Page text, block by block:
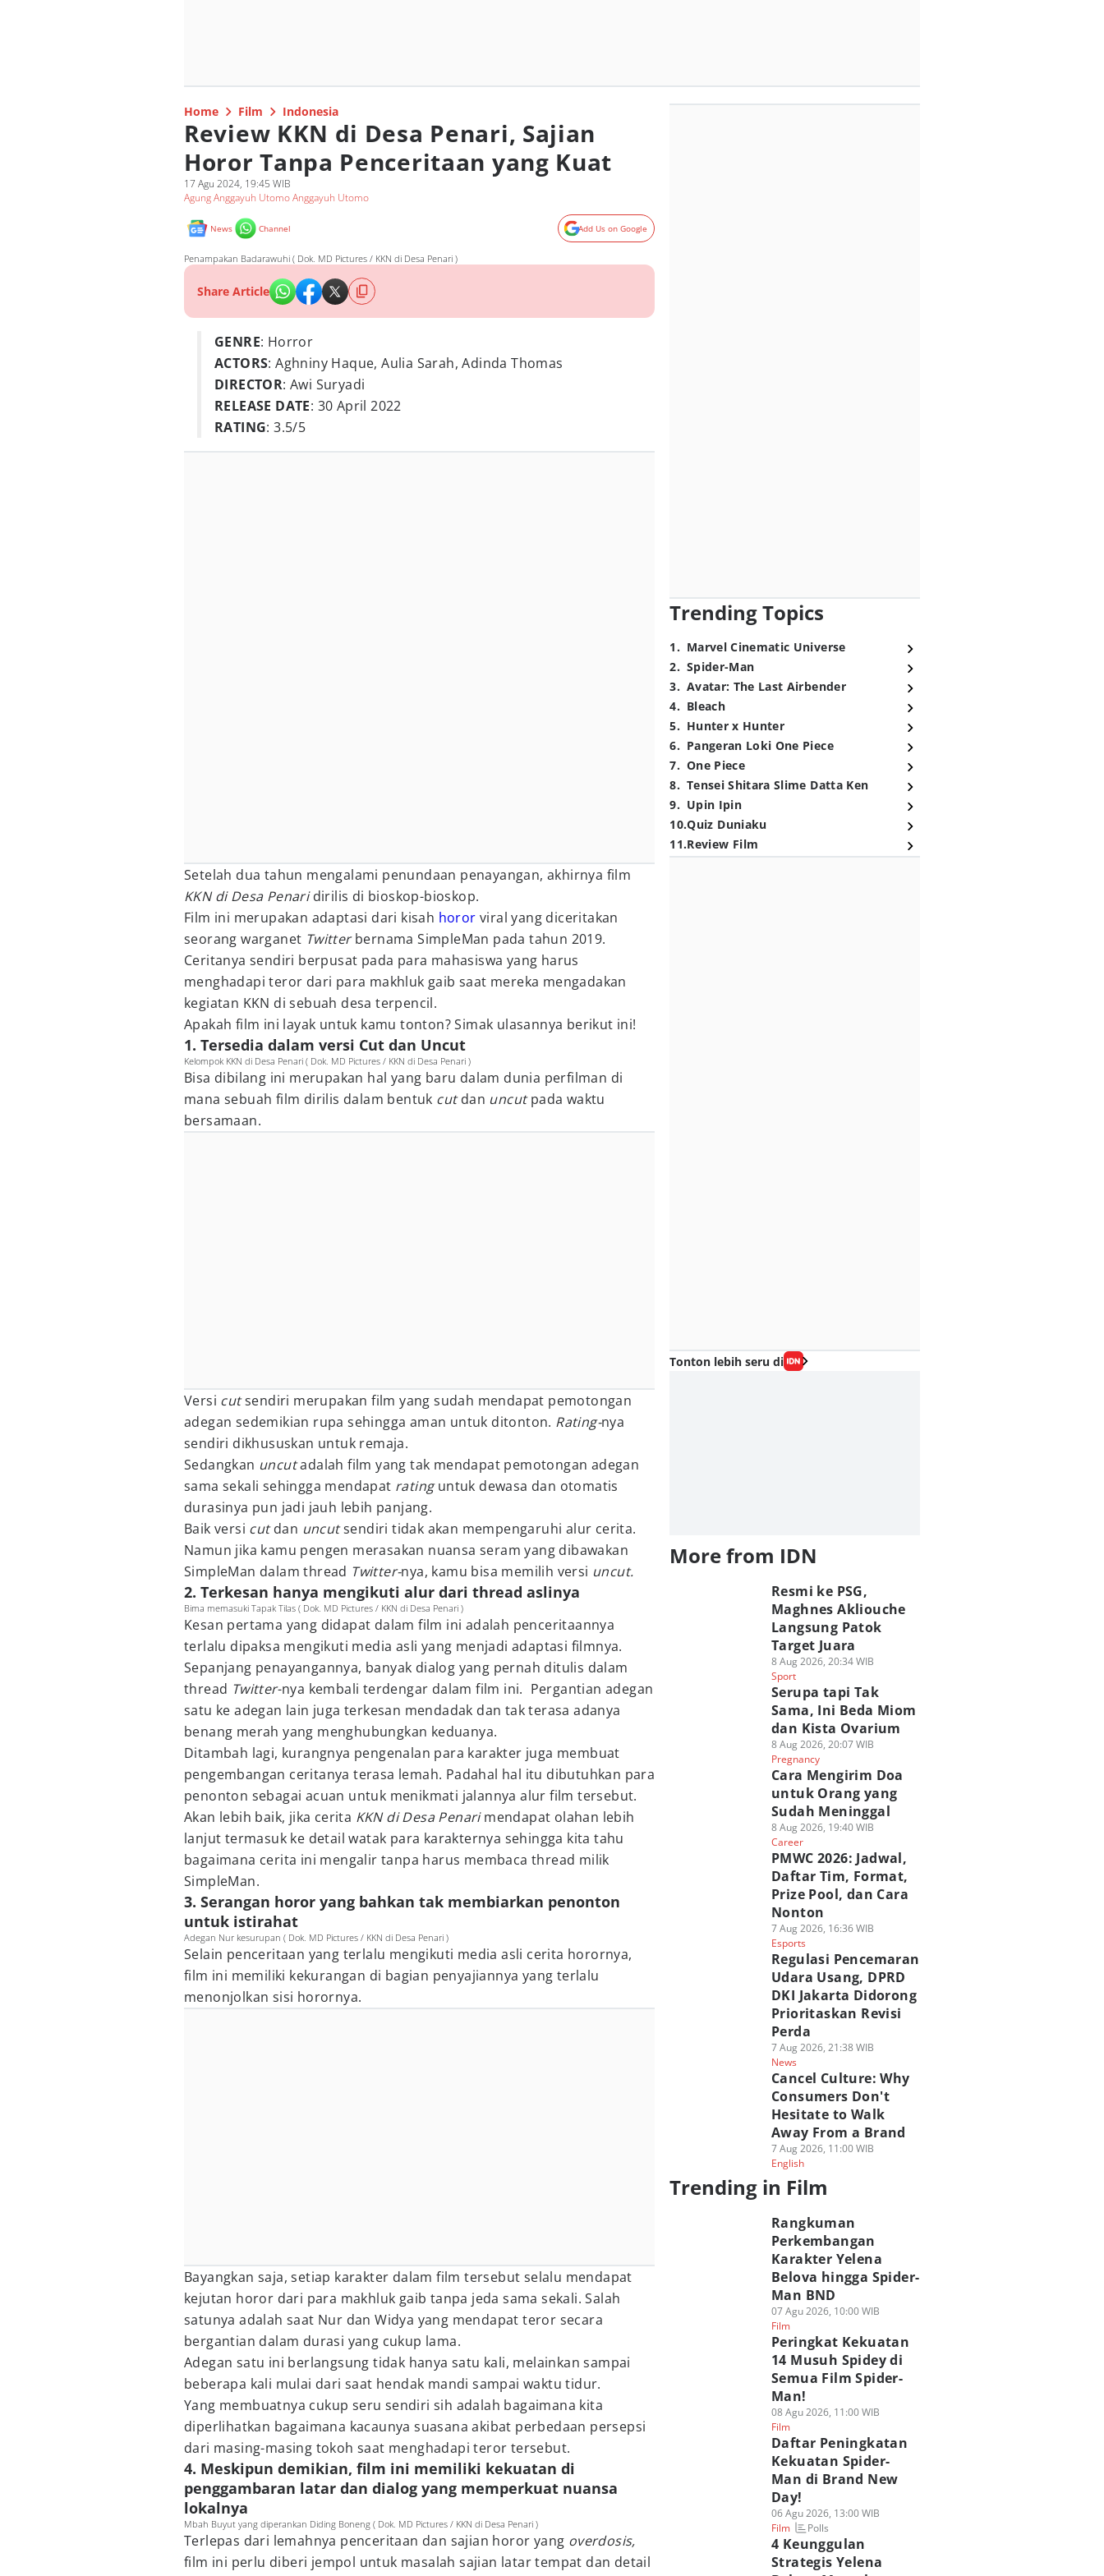
Home Film Indonesia
Review KKN di Desa Penari, Sajian
Horor Tanpa Penceritaan yang Kuat
17 Agu 2024, 19:45 WIB
Agung Anggayuh Utomo Anggayuh Utomo
News Channel Add Us on Google
Penampakan Badarawuhi ( Dok. MD Pictures / KKN di Desa Penari )
Share Article
GENRE: Horror
ACTORS: Aghniny Haque, Aulia Sarah, Adinda Thomas
DIRECTOR: Awi Suryadi
RELEASE DATE: 30 April 2022
RATING: 3.5/5
Setelah dua tahun mengalami penundaan penayangan, akhirnya film
KKN di Desa Penaridirilis di bioskop-bioskop.
Film ini merupakan adaptasi dari kisah horor viral yang diceritakan
seorang warganet Twitterbernama SimpleMan pada tahun 2019.
Ceritanya sendiri berpusat pada para mahasiswa yang harus
menghadapi teror dari para makhluk gaib saat mereka mengadakan
kegiatan KKN di sebuah desa terpencil.
Apakah film ini layak untuk kamu tonton? Simak ulasannya berikut ini!
1. Tersedia dalam versi Cut dan Uncut
Kelompok KKN di Desa Penari ( Dok. MD Pictures / KKN di Desa Penari )
Bisa dibilang ini merupakan hal yang baru dalam dunia perfilman di
mana sebuah film dirilis dalam bentuk cutdan uncutpada waktu
bersamaan.
Versi cutsendiri merupakan film yang sudah mendapat pemotongan
adegan sedemikian rupa sehingga aman untuk ditonton. Rating-nya
sendiri dikhususkan untuk remaja.
Sedangkan uncutadalah film yang tak mendapat pemotongan adegan
sama sekali sehingga mendapat ratinguntuk dewasa dan otomatis
durasinya pun jadi jauh lebih panjang.
Baik versi cutdan uncutsendiri tidak akan mempengaruhi alur cerita.
Namun jika kamu pengen merasakan nuansa seram yang dibawakan
SimpleMan dalam thread Twitter-nya, kamu bisa memilih versi uncut.
2. Terkesan hanya mengikuti alur dari thread aslinya
Bima memasuki Tapak Tilas ( Dok. MD Pictures / KKN di Desa Penari )
Kesan pertama yang didapat dalam film ini adalah penceritaannya
terlalu dipaksa mengikuti media asli yang menjadi adaptasi filmnya.
Sepanjang penayangannya, banyak dialog yang pernah ditulis dalam
thread Twitter-nya kembali terdengar dalam film ini. Pergantian adegan
satu ke adegan lain juga terkesan mendadak dan tak terasa adanya
benang merah yang menghubungkan keduanya.
Ditambah lagi, kurangnya pengenalan para karakter juga membuat
pengembangan ceritanya terasa lemah. Padahal hal itu dibutuhkan para
penonton sebagai acuan untuk menikmati jalannya alur film tersebut.
Akan lebih baik, jika cerita KKN di Desa Penarimendapat olahan lebih
lanjut termasuk ke detail watak para karakternya sehingga kita tahu
bagaimana cerita ini mengalir tanpa harus membaca thread milik
SimpleMan.
3. Serangan horor yang bahkan tak membiarkan penonton
untuk istirahat
Adegan Nur kesurupan ( Dok. MD Pictures / KKN di Desa Penari )
Selain penceritaan yang terlalu mengikuti media asli cerita horornya,
film ini memiliki kekurangan di bagian penyajiannya yang terlalu
menonjolkan sisi horornya.
Bayangkan saja, setiap karakter dalam film tersebut selalu mendapat
kejutan horor dari para makhluk gaib tanpa jeda sama sekali. Salah
satunya adalah saat Nur dan Widya yang mendapat teror secara
bergantian dalam durasi yang cukup lama.
Adegan satu ini berlangsung tidak hanya satu kali, melainkan sampai
beberapa kali mulai dari saat hendak mandi sampai waktu tidur.
Yang membuatnya cukup seru sendiri sih adalah bagaimana kita
diperlihatkan bagaimana kacaunya suasana akibat perbedaan persepsi
dari masing-masing tokoh saat menghadapi teror tersebut.
4. Meskipun demikian, film ini memiliki kekuatan di
penggambaran latar dan dialog yang memperkuat nuansa
lokalnya
Mbah Buyut yang diperankan Diding Boneng ( Dok. MD Pictures / KKN di Desa Penari )
Terlepas dari lemahnya penceritaan dan sajian horor yang overdosis,
film ini perlu diberi jempol untuk masalah sajian latar tempat dan detail
Trending Topics
1. Marvel Cinematic Universe
2. Spider-Man
3. Avatar: The Last Airbender
4. Bleach
5. Hunter x Hunter
6. Pangeran Loki One Piece
7. One Piece
8. Tensei Shitara Slime Datta Ken
9. Upin Ipin
10.Quiz Duniaku
11.Review Film
Tonton lebih seru di
More from IDN
Resmi ke PSG,
Maghnes Akliouche
Langsung Patok
Target Juara
8 Aug 2026, 20:34 WIB
Sport
Serupa tapi Tak
Sama, Ini Beda Miom
dan Kista Ovarium
8 Aug 2026, 20:07 WIB
Pregnancy
Cara Mengirim Doa
untuk Orang yang
Sudah Meninggal
8 Aug 2026, 19:40 WIB
Career
PMWC 2026: Jadwal,
Daftar Tim, Format,
Prize Pool, dan Cara
Nonton
7 Aug 2026, 16:36 WIB
Esports
Regulasi Pencemaran
Udara Usang, DPRD
DKI Jakarta Didorong
Prioritaskan Revisi
Perda
7 Aug 2026, 21:38 WIB
News
Cancel Culture: Why
Consumers Don't
Hesitate to Walk
Away From a Brand
7 Aug 2026, 11:00 WIB
English
Trending in Film
Rangkuman
Perkembangan
Karakter Yelena
Belova hingga Spider-
Man BND
07 Agu 2026, 10:00 WIB
Film
Peringkat Kekuatan
14 Musuh Spidey di
Semua Film Spider-
Man!
08 Agu 2026, 11:00 WIB
Film
Daftar Peningkatan
Kekuatan Spider-
Man di Brand New
Day!
06 Agu 2026, 13:00 WIB
Film
Polls
4 Keunggulan
Strategis Yelena